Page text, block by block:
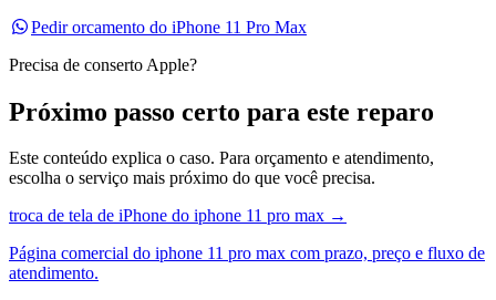
Pedir orcamento do iPhone 11 Pro Max
Precisa de conserto Apple?
Próximo passo certo para este reparo
Este conteúdo explica o caso. Para orçamento e atendimento,
escolha o serviço mais próximo do que você precisa.
troca de tela de iPhone do iphone 11 pro max →
Página comercial do iphone 11 pro max com prazo, preço e fluxo de
atendimento.